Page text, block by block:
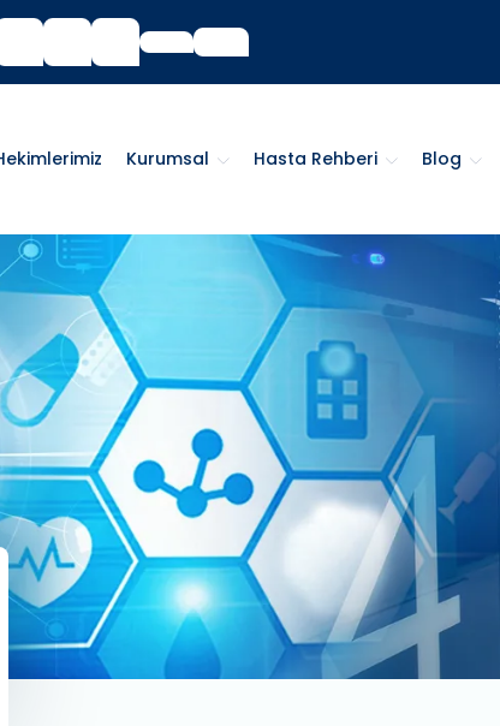
Kurumsal Hasta Rehberi Blog